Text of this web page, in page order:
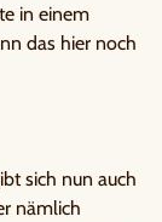
in einem
das hier noch
sich nun auch
nämlich